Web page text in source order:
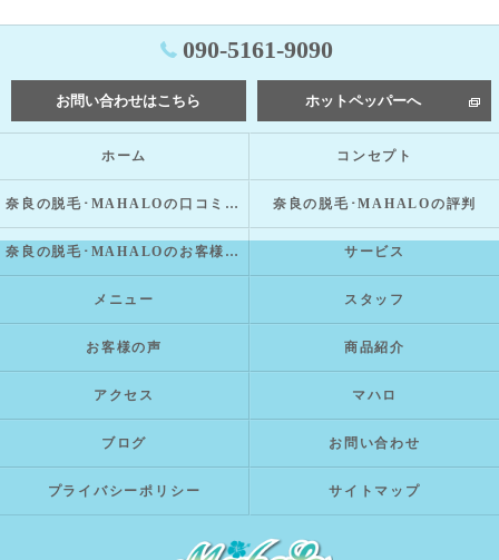
090-5161-9090
お問い合わせはこちら ホットペッパーへ
ホーム コンセプト
奈良の脱毛･MAHALOの口コミ情報 奈良の脱毛･MAHALOの評判
奈良の脱毛･MAHALOのお客様の声 サービス
メニュー スタッフ
お客様の声 商品紹介
アクセス マハロ
ブログ お問い合わせ
プライバシーポリシー サイトマップ